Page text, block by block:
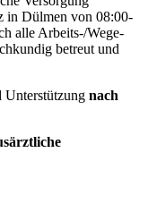
in Dülmen von 08:00-
alle Arbeits-/Wege-
betreut und
nach